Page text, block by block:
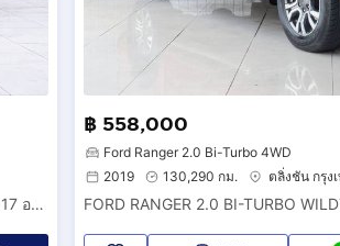
FORD RANGER 2.2 WILDTRAK HI-RIDER DOUBLE CAB MT 2017 ออกรถ 0 บาท จัดได้ 379,000 บ. รหัสรถ 1F861
฿ 558,000
Ford Ranger 2.0 Bi-Turbo 4WD
2019
130,290 กม. ตลิ่งชัน กรุง
FORD RANGER 2.0 BI-TURBO